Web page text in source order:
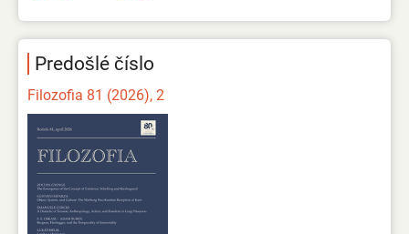
Predošlé číslo
Filozofia 81 (2026), 2